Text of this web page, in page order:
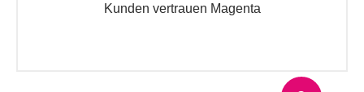
Kunden vertrauen Magenta